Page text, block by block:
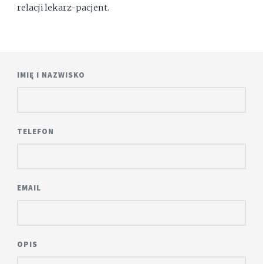
relacji lekarz-pacjent.
IMIĘ I NAZWISKO
TELEFON
EMAIL
OPIS